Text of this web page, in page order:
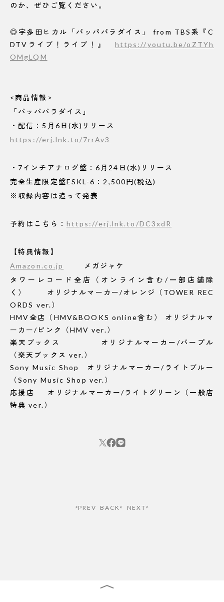
のか、ぜひご覧ください。
◎宇多田ヒカル「パッパパラダイス」 from TBS系『C
DTVライブ！ライブ！』 https://youtu.be/oZTYh
OMgLQM
<商品情報>
「パッパパラダイス」
・配信：5月6日(水)リリース
https://erj.lnk.to/7rrAv3
・7インチアナログ盤：6月24日(水)リリース
完全生産限定盤ESKL-6：2,500円(税込)
※収録内容は追って発表
予約はこちら： https://erj.lnk.to/DC3xdR
【特典情報】
Amazon.co.jp
メガジャケ
タワーレコード全店（オンライン含む/一部店舗除
く） オリジナルマーカー/オレンジ（TOWER REC
ORDS ver.）
HMV全店（HMV&BOOKS online含む） オリジナルマ
ーカー/ピンク（HMV ver.）
楽天ブックス オリジナルマーカー/パープル
（楽天ブックス ver.）
Sony Music Shop オリジナルマーカー/ライトブルー
（Sony Music Shop ver.）
応援店 オリジナルマーカー/ライトグリーン（一般店
特典 ver.）
PREV BACK NEXT